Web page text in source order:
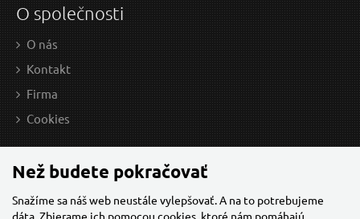
O společnosti
O nás
Kontakt
Firma
Cookies
Než budete pokračovať
Snažíme sa náš web neustále vylepšovať. A na to potrebujeme
dáta. Zbierame ich pomocou cookies , ktoré nám pomáhajú